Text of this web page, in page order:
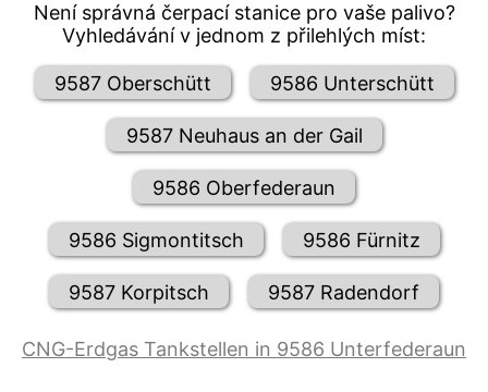
Není správná čerpací stanice pro vaše palivo?
Vyhledávání v jednom z přilehlých míst:
9587 Oberschütt 9586 Unterschütt
9587 Neuhaus an der Gail
9586 Oberfederaun
9586 Sigmontitsch 9586 Fürnitz
9587 Korpitsch 9587 Radendorf
CNG-Erdgas Tankstellen in 9586 Unterfederaun